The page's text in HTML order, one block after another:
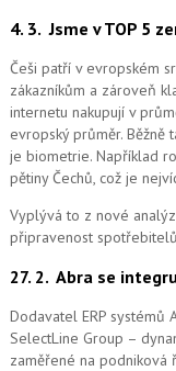
4. 3.Jsme v TOP 5
Češi patří v evropském
zákazníkům a zároveň
internetu nakupují v
evropský průměr. Běžně
je biometrie. Například
pětiny Čechů, což je
Vyplývá to z nové
připravenost
27. 2. Abra se
Dodavatel ERP systémů
SelectLine Group –
zaměřené na podniková